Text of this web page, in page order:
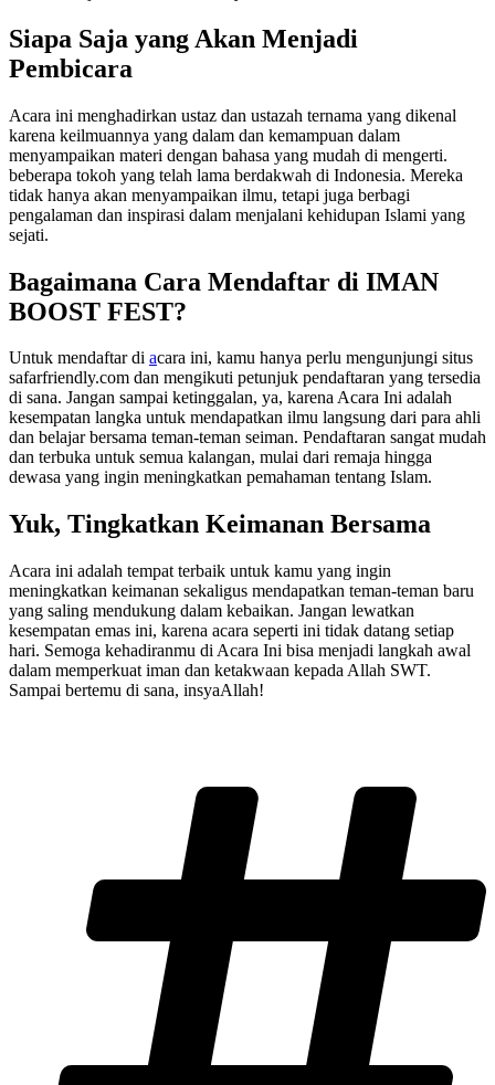
Siapa Saja yang Akan Menjadi
Pembicara
Acara ini menghadirkan ustaz dan ustazah ternama yang dikenal
karena keilmuannya yang dalam dan kemampuan dalam
menyampaikan materi dengan bahasa yang mudah di mengerti.
beberapa tokoh yang telah lama berdakwah di Indonesia. Mereka
tidak hanya akan menyampaikan ilmu, tetapi juga berbagi
pengalaman dan inspirasi dalam menjalani kehidupan Islami yang
sejati.
Bagaimana Cara Mendaftar di IMAN
BOOST FEST?
Untuk mendaftar di acara ini, kamu hanya perlu mengunjungi situs
safarfriendly.com dan mengikuti petunjuk pendaftaran yang tersedia
di sana. Jangan sampai ketinggalan, ya, karena Acara Ini adalah
kesempatan langka untuk mendapatkan ilmu langsung dari para ahli
dan belajar bersama teman-teman seiman. Pendaftaran sangat mudah
dan terbuka untuk semua kalangan, mulai dari remaja hingga
dewasa yang ingin meningkatkan pemahaman tentang Islam.
Yuk, Tingkatkan Keimanan Bersama
Acara ini adalah tempat terbaik untuk kamu yang ingin
meningkatkan keimanan sekaligus mendapatkan teman-teman baru
yang saling mendukung dalam kebaikan. Jangan lewatkan
kesempatan emas ini, karena acara seperti ini tidak datang setiap
hari. Semoga kehadiranmu di Acara Ini bisa menjadi langkah awal
dalam memperkuat iman dan ketakwaan kepada Allah SWT.
Sampai bertemu di sana, insyaAllah!